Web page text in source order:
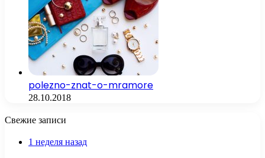
polezno-znat-o-mramore
28.10.2018
Свежие записи
1 неделя назад